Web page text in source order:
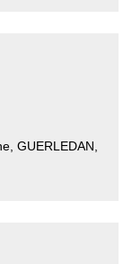
, GUERLEDAN,